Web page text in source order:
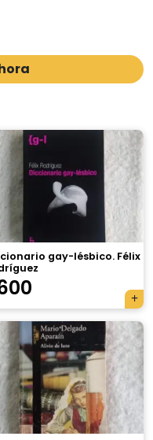
gay-lésbico. Félix
×